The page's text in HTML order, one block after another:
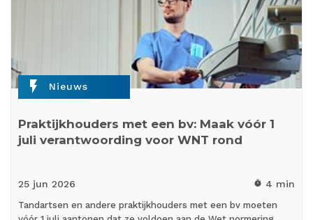
flash_on Nieuws
Praktijkhouders met een bv: Maak vóór 1
juli verantwoording voor WNT rond
25 jun 2026 timer 4 min
Tandartsen en andere praktijkhouders met een bv moeten